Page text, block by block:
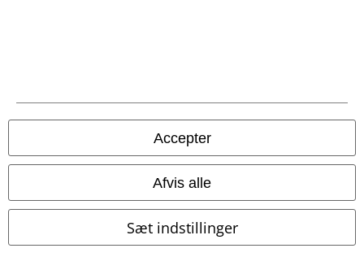
Accepter
Afvis alle
Sæt indstillinger
% Exclusive
The Witching Hour
Gothicana
kr 499.95
Blood Rose Mini Dress
Killstar
Kort kjole